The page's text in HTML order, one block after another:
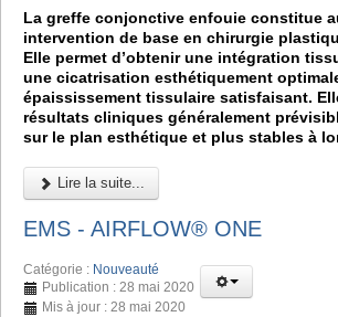
La greffe conjonctive enfouie constitue
intervention de base en chirurgie
Elle permet d’obtenir une intégration
une cicatrisation esthétiquement
épaississement tissulaire satisfaisant.
résultats cliniques généralement
sur le plan esthétique et plus stables à
Lire la suite...
EMS - AIRFLOW® ONE
Catégorie : Nouveauté
Publication : 28 mai 2020
Mis à jour : 28 mai 2020